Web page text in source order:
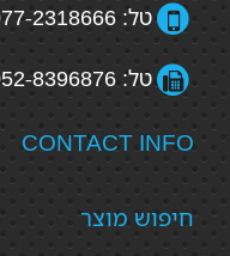
טל: 077-2318666
טל: 052-8396876
CONTACT INFO
חיפוש מוצר